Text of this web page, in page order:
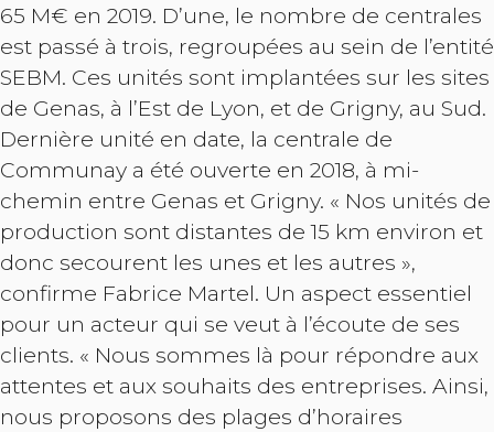
65 M€ en 2019. D’une, le nombre de centrales
est passé à trois, regroupées au sein de l’entité
SEBM. Ces unités sont implantées sur les sites
de Genas, à l’Est de Lyon, et de Grigny, au Sud.
Dernière unité en date, la centrale de
Communay a été ouverte en 2018, à mi-
chemin entre Genas et Grigny. « Nos unités de
production sont distantes de 15 km environ et
donc secourent les unes et les autres »,
confirme Fabrice Martel. Un aspect essentiel
pour un acteur qui se veut à l’écoute de ses
clients. « Nous sommes là pour répondre aux
attentes et aux souhaits des entreprises. Ainsi,
nous proposons des plages d’horaires